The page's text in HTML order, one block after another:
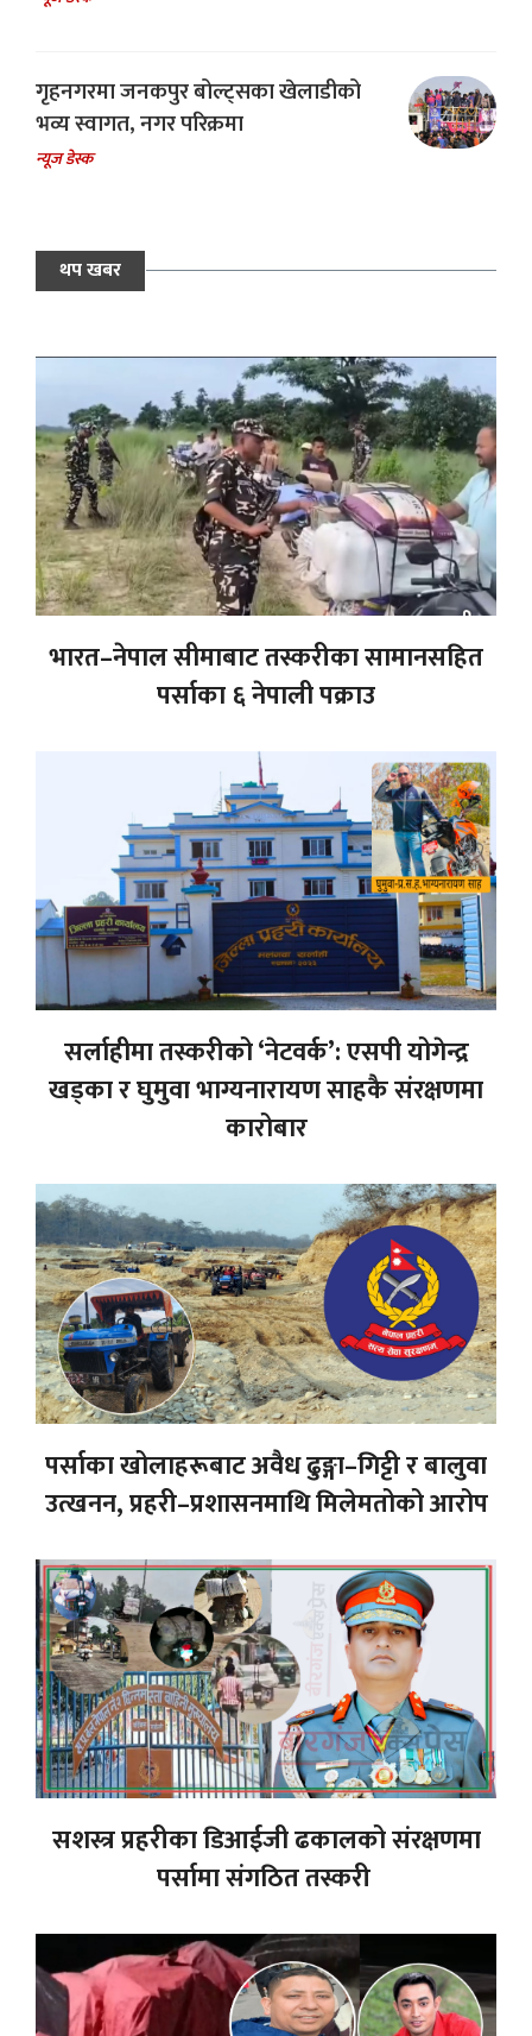
गृहनगरमा जनकपुर बोल्ट्सका खेलाडीको
भव्य स्वागत, नगर परिक्रमा
न्यूज डेस्क
थप खबर
भारत–नेपाल सीमाबाट तस्करीका सामानसहित
पर्साका ६ नेपाली पक्राउ
सर्लाहीमा तस्करीको ‘नेटवर्क’: एसपी योगेन्द्र
खड्का र घुमुवा भाग्यनारायण साहकै संरक्षणमा
कारोबार
पर्साका खोलाहरूबाट अवैध ढुङ्गा–गिट्टी र बालुवा
उत्खनन, प्रहरी–प्रशासनमाथि मिलेमतोको आरोप
सशस्त्र प्रहरीका डिआईजी ढकालको संरक्षणमा
पर्सामा संगठित तस्करी